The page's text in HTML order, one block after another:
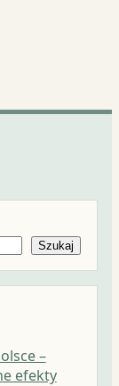
Szukaj
–
efekty